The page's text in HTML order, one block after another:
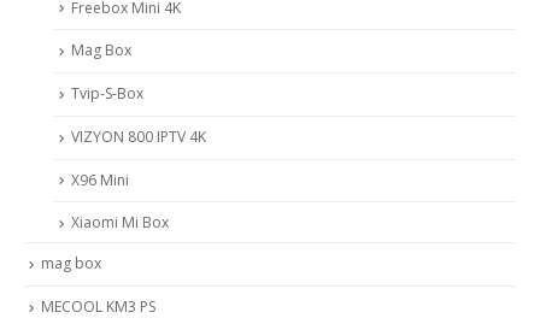
Freebox Mini 4K
Mag Box
Tvip-S-Box
VIZYON 800 IPTV 4K
X96 Mini
Xiaomi Mi Box
mag box
MECOOL KM3 PS